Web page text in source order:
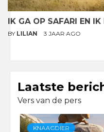
IK GA OP SAFARI EN IK
BY LILIAN 3 JAAR AGO
Laatste
Vers van de pers
KNAAGDIER